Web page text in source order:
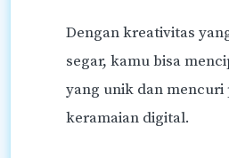
Dengan kreativitas
segar, kamu bisa
yang unik dan
keramaian digital.